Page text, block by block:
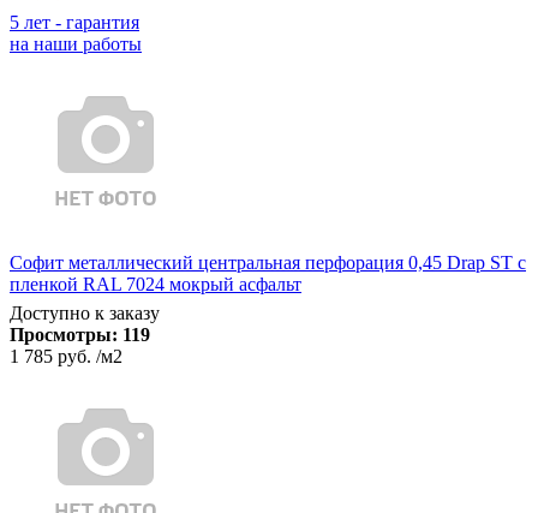
5 лет - гарантия
на наши работы
Софит металлический центральная перфорация 0,45 Drap ST с
пленкой RAL 7024 мокрый асфальт
Доступно к заказу
Просмотры: 119
1 785 руб. /м2